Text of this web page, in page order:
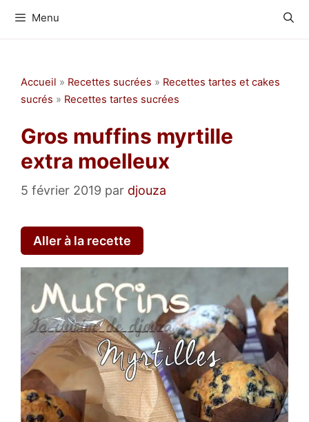
Menu
Accueil » Recettes sucrées » Recettes tartes et cakes
sucrés » Recettes tartes sucrées
Gros muffins myrtille
extra moelleux
5 février 2019 par djouza
Aller à la recette